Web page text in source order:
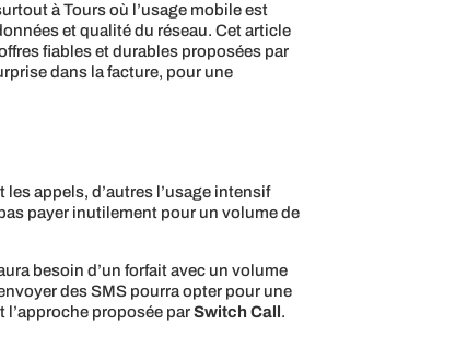
à Tours où l’usage mobile est
et qualité du réseau. Cet article
fiables et durables proposées par
dans la facture, pour une
appels, d’autres l’usage intensif
payer inutilement pour un volume de
besoin d’un forfait avec un volume
des SMS pourra opter pour une
l’approche proposée parSwitch Call.